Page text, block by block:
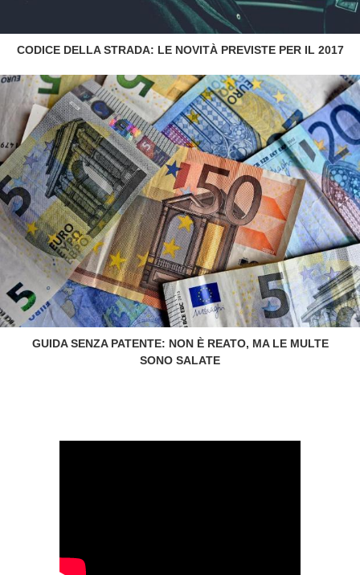
CODICE DELLA STRADA: LE NOVITÀ PREVISTE PER IL 2017
GUIDA SENZA PATENTE: NON È REATO, MA LE MULTE
SONO SALATE